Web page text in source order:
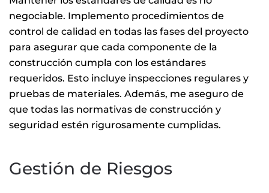
negociable. Implemento procedimientos de
control de calidad en todas las fases del proyecto
para asegurar que cada componente de la
construcción cumpla con los estándares
requeridos. Esto incluye inspecciones regulares y
pruebas de materiales. Además, me aseguro de
que todas las normativas de construcción y
seguridad estén rigurosamente cumplidas.
Gestión de Riesgos